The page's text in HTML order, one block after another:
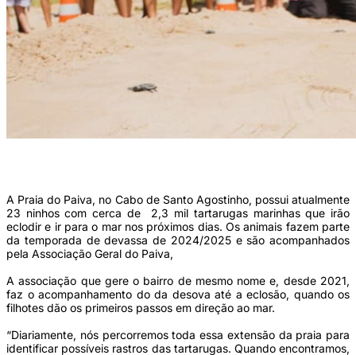
A Praia do Paiva, no Cabo de Santo Agostinho, possui atualmente
23 ninhos com cerca de 2,3 mil tartarugas marinhas que irão
eclodir e ir para o mar nos próximos dias. Os animais fazem parte
da temporada de devassa de 2024/2025 e são acompanhados
pela Associação Geral do Paiva,
A associação que gere o bairro de mesmo nome e, desde 2021,
faz o acompanhamento do da desova até a eclosão, quando os
filhotes dão os primeiros passos em direção ao mar.
“Diariamente, nós percorremos toda essa extensão da praia para
identificar possíveis rastros das tartarugas. Quando encontramos,